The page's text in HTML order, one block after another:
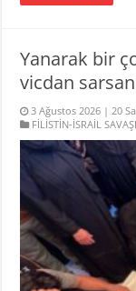
Yanarak bir
vicdan sarsan
3 Ağustos 2026 | 20
FİLİSTİN-İSRAİL SAVAŞI